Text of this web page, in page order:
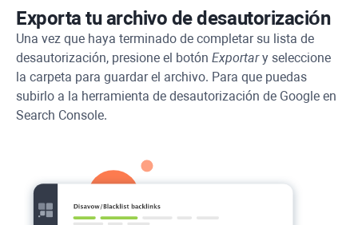
Exporta tu archivo de desautorización
Una vez que haya terminado de completar su lista de
desautorización, presione el botón Exportary seleccione
la carpeta para guardar el archivo. Para que puedas
subirlo a la herramienta de desautorización de Google en
Search Console.